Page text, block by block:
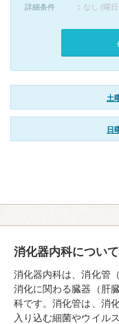
詳細条件
なし (曜
土
日
消化器内科について
消化器内科は、消化管
消化に関わる臓器（肝
科です。消化管は、消
入り込む細菌やウイル